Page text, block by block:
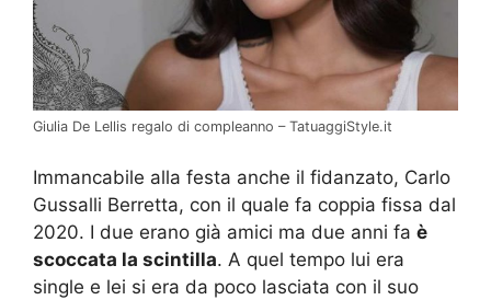
Giulia De Lellis regalo di compleanno – TatuaggiStyle.it
Immancabile alla festa anche il fidanzato, Carlo
Gussalli Berretta, con il quale fa coppia fissa dal
2020. I due erano già amici ma due anni fa è
scoccata la scintilla. A quel tempo lui era
single e lei si era da poco lasciata con il suo